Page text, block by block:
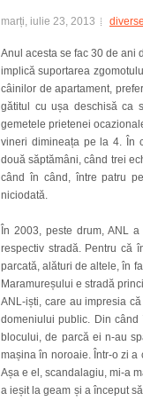
marți, iulie 23, 2013 diverse
Anul acesta se fac 30 de ani
implică suportarea
câinilor de apartament,
gătitul cu ușa deschisă ca
gemetele prietenei
vineri dimineața pe la 4. În
două săptămâni, când trei
când în când, între patru
niciodată.
În 2003, peste drum, ANL
respectiv stradă. Pentru că
parcată, alături de altele, în
Maramureșului e stradă
ANL-iști, care au impresia
domeniului public. Din
blocului, de parcă ei n-au
mașina în noroaie. Într-o zi a
Așa e el, scandalagiu, mi-a
a ieșit la geam și a început